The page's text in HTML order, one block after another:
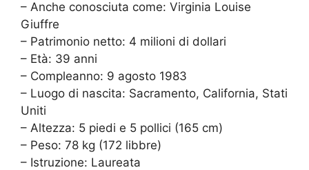
– Anche conosciuta come: Virginia Louise
Giuffre
– Patrimonio netto: 4 milioni di dollari
– Età: 39 anni
– Compleanno: 9 agosto 1983
– Luogo di nascita: Sacramento, California, Stati
Uniti
– Altezza: 5 piedi e 5 pollici (165 cm)
– Peso: 78 kg (172 libbre)
– Istruzione: Laureata